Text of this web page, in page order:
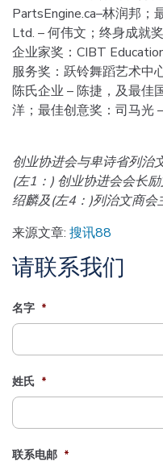
PartsEngine.ca–林润邦
Ltd. – 何伟文；终身成就
企业家奖：CIBT
服务奖：跃铃舞蹈艺术中
陈氏企业 – 陈捷，及最佳
洋；最佳创意奖：司马光 –
创业协进会与卑诗省列治
(左1：) 创业协进会会长
绍麟及(左4：)列治文商会
来源文章: 搜讯88
请联系我们
名字 *
姓氏 *
联系电邮 *